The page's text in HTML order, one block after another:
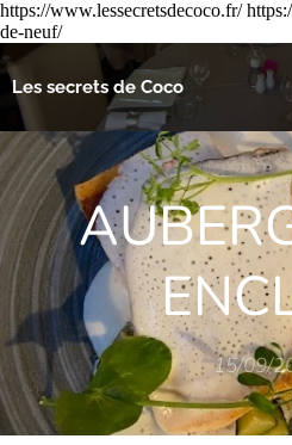
https://www.lessecretsdecoco.fr/
de-neuf/
Les secrets de Coco
15/09/